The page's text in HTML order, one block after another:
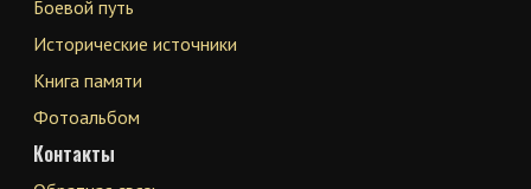
Боевой путь
Исторические источники
Книга памяти
Фотоальбом
Контакты